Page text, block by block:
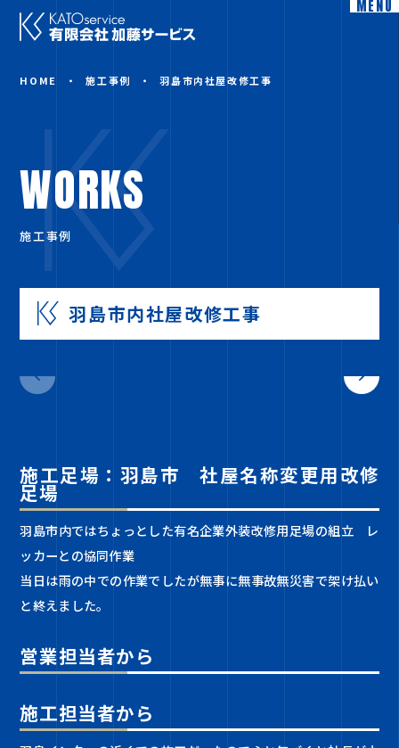
MENU
HOME 施工事例 羽島市内社屋改修工事
WORKS
施工事例
羽島市内社屋改修工事
施工足場：羽島市 社屋名称変更用改修
足場
羽島市内ではちょっとした有名企業外装改修用足場の組立 レ
ッカーとの協同作業
当日は雨の中での作業でしたが無事に無事故無災害で架け払い
と終えました。
営業担当者から
施工担当者から